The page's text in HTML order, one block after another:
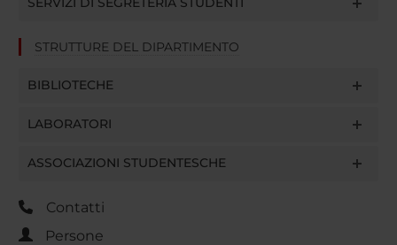
STRUTTURE DEL DIPARTIMENTO
BIBLIOTECHE
LABORATORI
ASSOCIAZIONI STUDENTESCHE
Contatti
Persone